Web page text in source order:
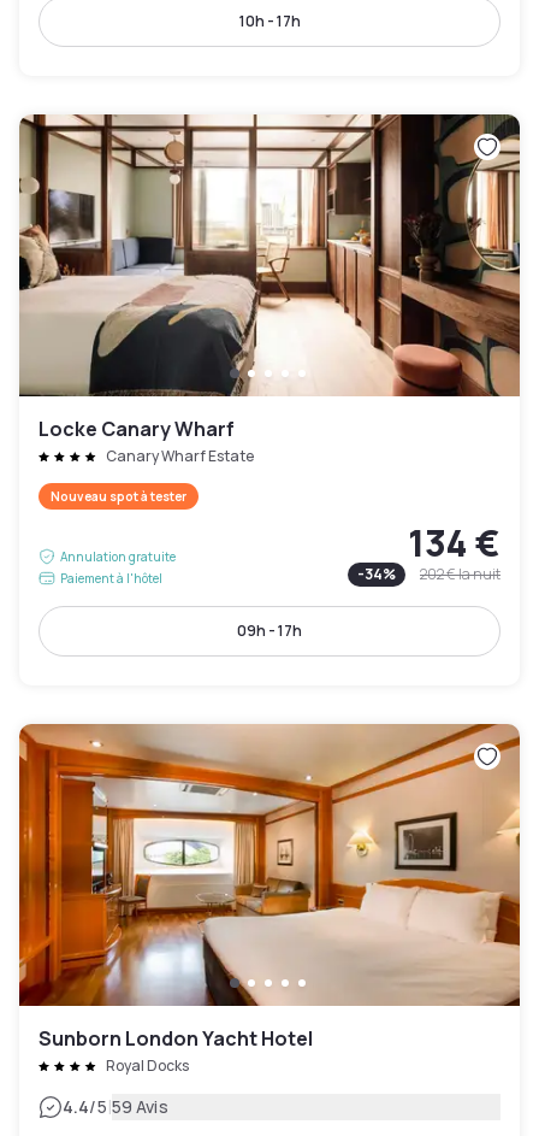
10h - 17h
Locke Canary Wharf
Canary Wharf Estate
Nouveau spot à tester
Annulation gratuite
Paiement à l'hôtel
134 €
-34% 202 €la nuit
09h - 17h
Sunborn London Yacht Hotel
Royal Docks
4.4/5|59 Avis